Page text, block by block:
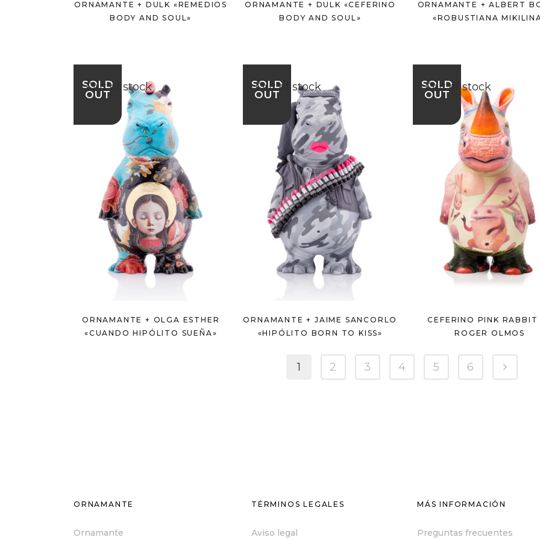
ORNAMANTE + DULK «REMEDIOS
BODY AND SOUL»
ORNAMANTE + DULK «CEFERINO
BODY AND SOUL»
ORNAMANTE + ALBERT
«ROBUSTIANA
SOLD
OUT
Out of stock
ORNAMANTE + OLGA ESTHER
«CUANDO HIPÓLITO SUEÑA»
SOLD
OUT
Out of stock
ORNAMANTE + JAIME SANCORLO
«HIPÓLITO BORN TO KISS»
SOLD
OUT
Out of stock
CEFERINO PINK RABBIT
ROGER OLMOS
1 2 3 4 5 6
ORNAMANTE
Ornamante
TÉRMINOS LEGALES
Aviso legal
MÁS INFORMACIÓN
Preguntas frecuentes